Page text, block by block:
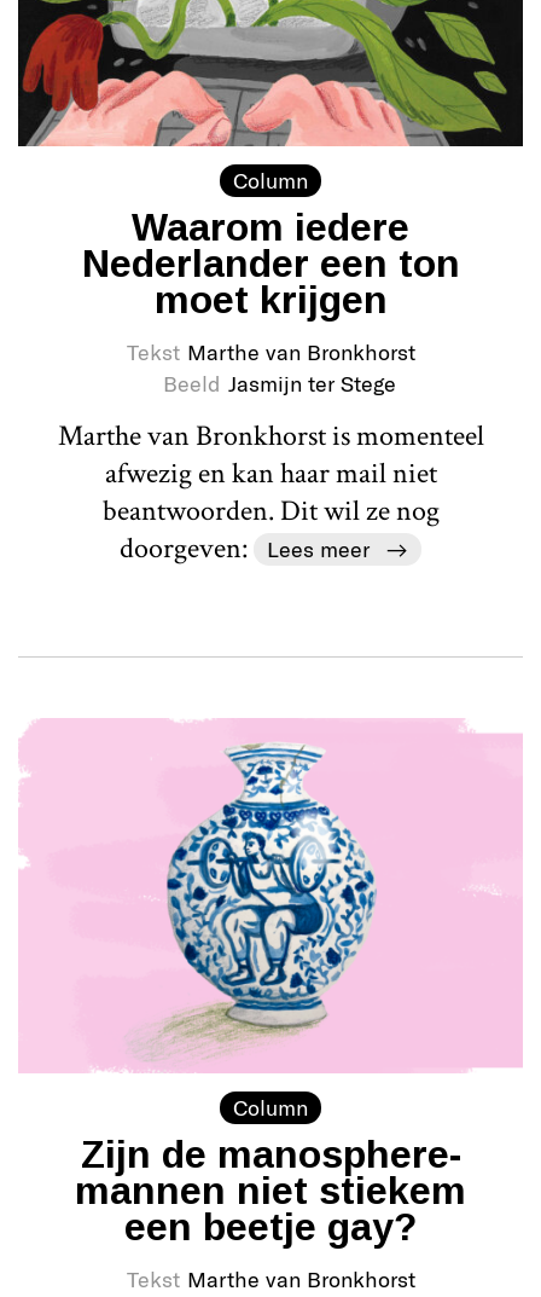
Column
Waarom iedere
Nederlander een ton
moet krijgen
Tekst Marthe van Bronkhorst
Beeld Jasmijn ter Stege
Marthe van Bronkhorst is momenteel
afwezig en kan haar mail niet
beantwoorden. Dit wil ze nog
doorgeven:
Lees meer
Column
Zijn de manosphere-
mannen niet stiekem
een beetje gay?
Tekst Marthe van Bronkhorst